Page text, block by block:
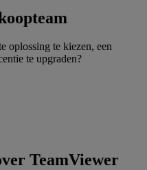
oplossing te kiezen, een
te upgraden?
TeamViewer